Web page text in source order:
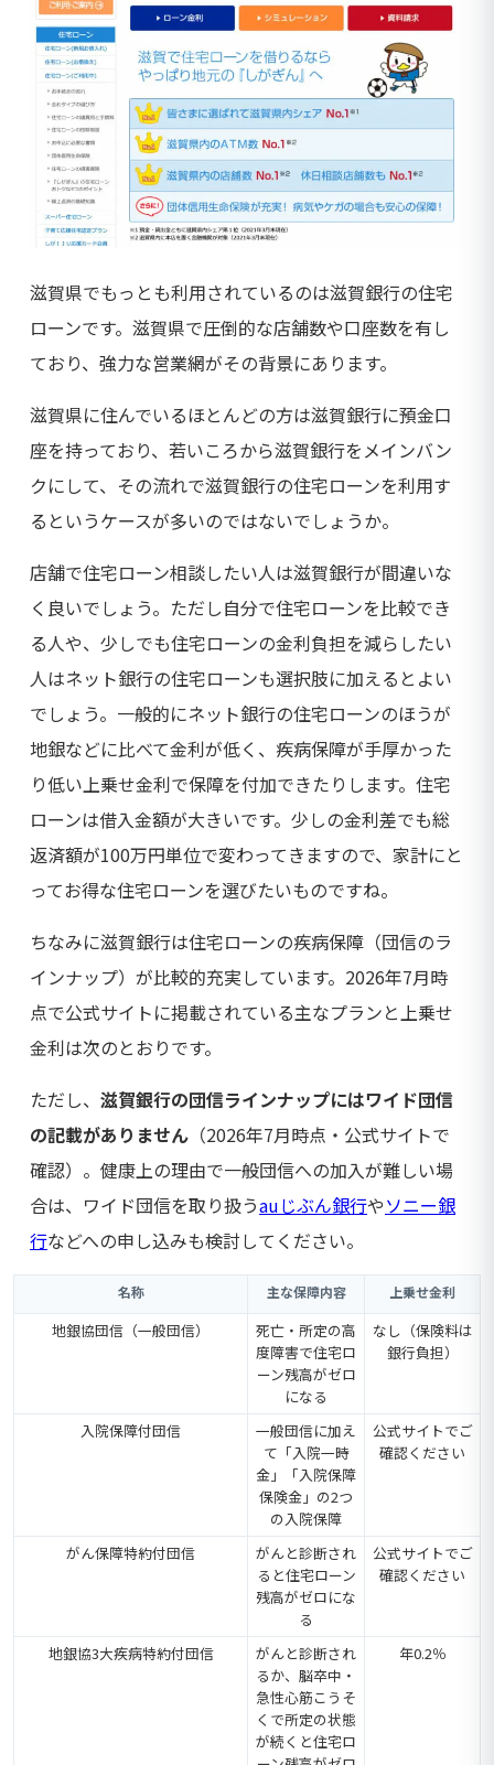
滋賀県でもっとも利用されているのは滋賀銀行の住宅
ローンです。滋賀県で圧倒的な店舗数や口座数を有し
ており、強力な営業網がその背景にあります。
滋賀県に住んでいるほとんどの方は滋賀銀行に預金口
座を持っており、若いころから滋賀銀行をメインバン
クにして、その流れで滋賀銀行の住宅ローンを利用す
るというケースが多いのではないでしょうか。
店舗で住宅ローン相談したい人は滋賀銀行が間違いな
く良いでしょう。ただし自分で住宅ローンを比較でき
る人や、少しでも住宅ローンの金利負担を減らしたい
人はネット銀行の住宅ローンも選択肢に加えるとよい
でしょう。一般的にネット銀行の住宅ローンのほうが
地銀などに比べて金利が低く、疾病保障が手厚かった
り低い上乗せ金利で保障を付加できたりします。住宅
ローンは借入金額が大きいです。少しの金利差でも総
返済額が100万円単位で変わってきますので、家計にと
ってお得な住宅ローンを選びたいものですね。
ちなみに滋賀銀行は住宅ローンの疾病保障（団信のラ
インナップ）が比較的充実しています。2026年7月時
点で公式サイトに掲載されている主なプランと上乗せ
金利は次のとおりです。
ただし、 滋賀銀行の団信ラインナップにはワイド団信
の記載がありません （2026年7月時点・公式サイトで
確認）。健康上の理由で一般団信への加入が難しい場
合は、ワイド団信を取り扱うauじぶん銀行やソニー銀
行などへの申し込みも検討してください。
名称 主な保障内容 上乗せ金利
地銀協団信（一般団信）
死亡・所定の高
度障害で住宅ロ
ーン残高がゼロ
になる
なし（保険料は
銀行負担）
入院保障付団信
一般団信に加え
て「入院一時
金」「入院保障
保険金」の2つ
の入院保障
公式サイトでご
確認ください
がん保障特約付団信
がんと診断され
ると住宅ローン
残高がゼロにな
る
公式サイトでご
確認ください
地銀協3大疾病特約付団信
がんと診断され
るか、脳卒中・
急性心筋こうそ
くで所定の状態
が続くと住宅ロ
年0.2％